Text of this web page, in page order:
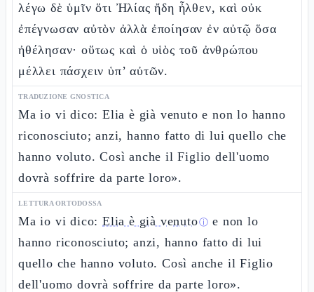
λέγω δὲ ὑμῖν ὅτι Ἠλίας ἤδη ἦλθεν, καὶ οὐκ
ἐπέγνωσαν αὐτὸν ἀλλὰ ἐποίησαν ἐν αὐτῷ ὅσα
ἠθέλησαν· οὕτως καὶ ὁ υἱὸς τοῦ ἀνθρώπου
μέλλει πάσχειν ὑπ’ αὐτῶν.
TRADUZIONE GNOSTICA
Ma io vi dico: Elia è già venuto e non lo hanno
riconosciuto; anzi, hanno fatto di lui quello che
hanno voluto. Così anche il Figlio dell'uomo
dovrà soffrire da parte loro».
LETTURA ORTODOSSA
Ma io vi dico:Elia è già venutoⓘ e non lo
hanno riconosciuto; anzi, hanno fatto di lui
quello che hanno voluto. Così anche il Figlio
dell'uomo dovrà soffrire da parte loro».